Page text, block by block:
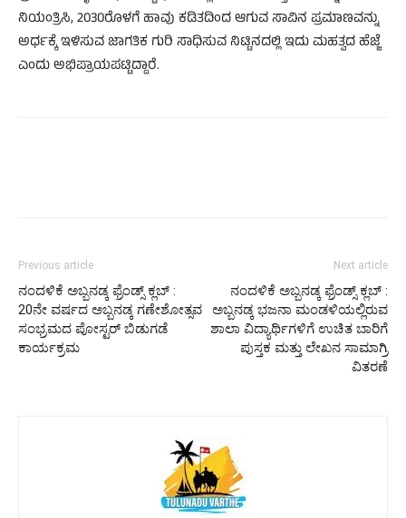
ನಿಯಂತ್ರಿಸಿ, 2030ರೊಳಗೆ ಹಾವು ಕಡಿತದಿಂದ ಆಗುವ ಸಾವಿನ ಪ್ರಮಾಣವನ್ನು
ಅರ್ಧಕ್ಕೆ ಇಳಿಸುವ ಜಾಗತಿಕ ಗುರಿ ಸಾಧಿಸುವ ನಿಟ್ಟಿನದಲ್ಲಿ ಇದು ಮಹತ್ವದ ಹೆಜ್ಜೆ
ಎಂದು ಅಭಿಪ್ರಾಯಪಟ್ಟಿದ್ದಾರೆ.
Previous article
ನಂದಳಿಕೆ ಅಬ್ಬನಡ್ಕ ಫ್ರೆಂಡ್ಸ್ ಕ್ಲಬ್ :
20ನೇ ವರ್ಷದ ಅಬ್ಬನಡ್ಕ ಗಣೇಶೋತ್ಸವ
ಸಂಭ್ರಮದ ಪೋಸ್ಟರ್ ಬಿಡುಗಡೆ
ಕಾರ್ಯಕ್ರಮ
Next article
ನಂದಳಿಕೆ ಅಬ್ಬನಡ್ಕ ಫ್ರೆಂಡ್ಸ್ ಕ್ಲಬ್ :
ಅಬ್ಬನಡ್ಕ ಭಜನಾ ಮಂಡಳಿಯಲ್ಲಿರುವ
ಶಾಲಾ ವಿದ್ಯಾರ್ಥಿಗಳಿಗೆ ಉಚಿತ ಬಾರಿಗೆ
ಪುಸ್ತಕ ಮತ್ತು ಲೇಖನ ಸಾಮಾಗ್ರಿ
ವಿತರಣೆ